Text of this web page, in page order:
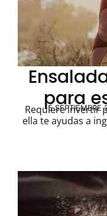
para
5 SEPTIEMBRE
Requiere invertir
ella te ayudas a